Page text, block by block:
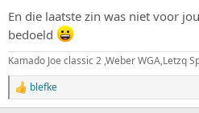
En die laatste zin was niet voor
bedoeld
Kamado Joe classic 2 ,Weber WGA,Letzq
W
a
blefke